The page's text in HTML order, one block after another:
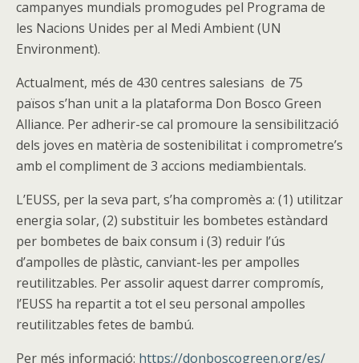
campanyes mundials promogudes pel Programa de
les Nacions Unides per al Medi Ambient (UN
Environment).
Actualment, més de 430 centres salesians de 75
països s’han unit a la plataforma Don Bosco Green
Alliance. Per adherir-se cal promoure la sensibilització
dels joves en matèria de sostenibilitat i comprometre’s
amb el compliment de 3 accions mediambientals.
L’EUSS, per la seva part, s’ha compromès a: (1) utilitzar
energia solar, (2) substituir les bombetes estàndard
per bombetes de baix consum i (3) reduir l’ús
d’ampolles de plàstic, canviant-les per ampolles
reutilitzables. Per assolir aquest darrer compromís,
l’EUSS ha repartit a tot el seu personal ampolles
reutilitzables fetes de bambú.
Per més informació: https://donboscogreen.org/es/